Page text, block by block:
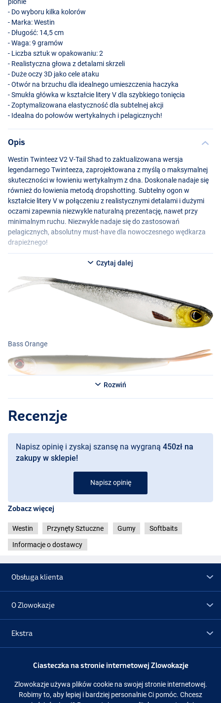
- Do wyboru kilka kolorów
- Marka: Westin
- Długość: 14,5 cm
- Waga: 9 gramów
- Liczba sztuk w opakowaniu: 2
- Realistyczna głowa z detalami skrzeli
- Duże oczy 3D jako cele ataku
- Otwór na brzuchu dla idealnego umieszczenia haczyka
- Smukła główka w kształcie litery V dla szybkiego tonięcia
- Zoptymalizowana elastyczność dla subtelnej akcji
- Idealna do połowów wertykalnych i pelagicznych!
Opis
Westin Twinteez V2 V-Tail Shad to zaktualizowana wersja
legendarnego Twinteeza, zaprojektowana z myślą o maksymalnej
skuteczności w łowieniu wertykalnym z dna. Doskonale nadaje się
również do łowienia metodą dropshotting. Subtelny ogon w
kształcie litery V w połączeniu z realistycznymi detalami i dużymi
oczami zapewnia niezwykle naturalną prezentację, nawet przy
minimalnym ruchu. Niezwykle nadaje się do zastosowań
pelagicznych, absolutny must-have dla nowoczesnego wędkarza
drapieżnego!
Czytaj dalej
Bass Orange
UV Slime
Rozwiń
Recenzje
Napisz opinię i zyskaj szansę na wygraną 450zł na
zakupy w sklepie!
Napisz opinię
Zobacz więcej
Westin Przynęty Sztuczne Gumy Softbaits
Informacje o dostawcy
Obsługa klienta
O Zlowokazje
Ekstra
Promocje
Obserwuj nas Facebook Instagram
Ciasteczka na stronie internetowej Zlowokazje
Zlowokazje używa plików cookie na swojej stronie internetowej.
Robimy to, aby lepiej i bardziej personalnie Ci pomóc. Chcesz